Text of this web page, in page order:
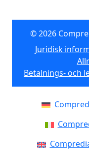
© 2026
Juridisk
Betalnings- och